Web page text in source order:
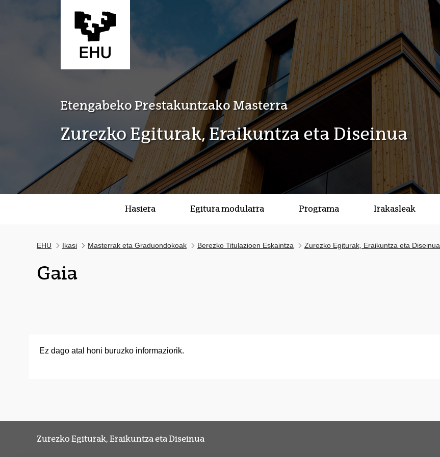
Etengabeko Prestakuntzako Masterra
Zurezko Egiturak, Eraikuntza eta Diseinua
Hasiera Egitura modularra Programa Irakasleak
EHU Ikasi Masterrak eta Graduondokoak Berezko Titulazioen Eskaintza Zurezko Egiturak, Eraikuntza eta Diseinua
Gaia
Ez dago atal honi buruzko informaziorik.
Zurezko Egiturak, Eraikuntza eta Diseinua